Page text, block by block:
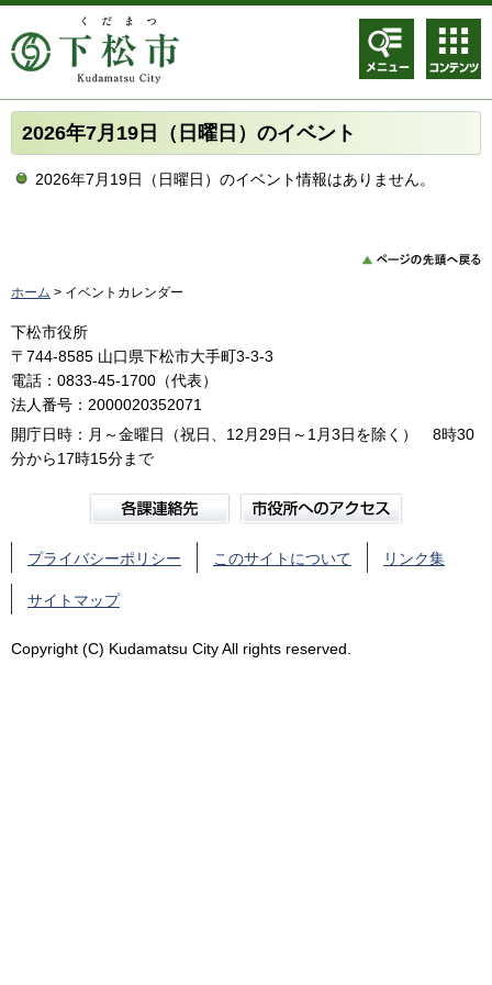
メニュ
ー
コンテ
ンツメ
ニュー
2026年7月19日（日曜日）のイベント
2026年7月19日（日曜日）のイベント情報はありません。
ホーム > イベントカレンダー
下松市役所
〒744-8585 山口県下松市大手町3-3-3
電話：0833-45-1700（代表）
法人番号：2000020352071
開庁日時：月～金曜日（祝日、12月29日～1月3日を除く） 8時30
分から17時15分まで
プライバシーポリシー このサイトについて リンク集
サイトマップ
Copyright (C) Kudamatsu City All rights reserved.